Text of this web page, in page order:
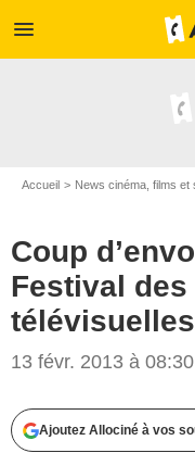
menu
Accueil News cinéma, films et
Coup
Festival
13 févr. 2013 à 08:30
Ajoutez Allociné à vos